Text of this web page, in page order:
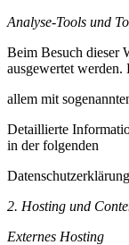
Analyse-Tools und
Beim Besuch dieser
ausgewertet werden.
allem mit
Detaillierte
in der folgenden
2. Hosting und
Externes Hosting